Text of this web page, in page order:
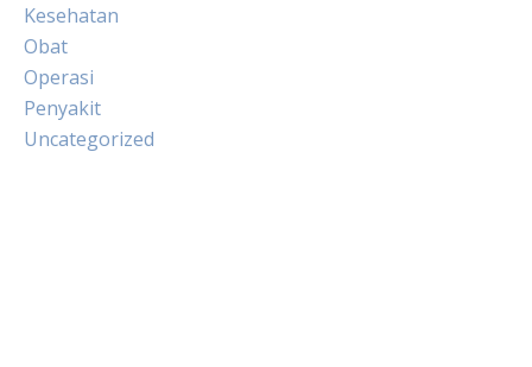
Kesehatan
Obat
Operasi
Penyakit
Uncategorized